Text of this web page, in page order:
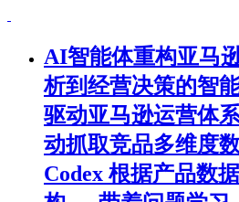
AI智能体重构亚马
析到经营决策的智
驱动亚马逊运营体
动抓取竞品多维度
Codex 根据产品数